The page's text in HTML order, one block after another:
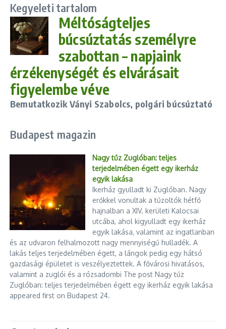
Kegyeleti tartalom
Méltóságteljes
búcsúztatás személyre
szabottan – napjaink
érzékenységét és elvárásait
figyelembe véve
Bemutatkozik Ványi Szabolcs, polgári búcsúztató
Budapest magazin
Nagy tűz Zuglóban: teljes
terjedelmében égett egy ikerház
egyik lakása
Ikerház gyulladt ki Zuglóban. Nagy
erőkkel vonultak a tűzoltók hétfő
hajnalban a XIV. kerületi Kalocsai
utcába, ahol kigyulladt egy ikerház
egyik lakása, valamint az ingatlanban
és az udvaron felhalmozott nagy mennyiségű hulladék. A
lakás teljes terjedelmében égett, a lángok pedig egy hátsó
gazdasági épületet is veszélyeztettek. A fővárosi hivatásos,
valamint a zuglói és a rózsadombi The post Nagy tűz
Zuglóban: teljes terjedelmében égett egy ikerház egyik lakása
appeared first on Budapest 24.